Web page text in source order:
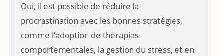
Oui, il est possible de réduire la
procrastination avec les bonnes stratégies,
comme l’adoption de thérapies
comportementales, la gestion du stress, et en